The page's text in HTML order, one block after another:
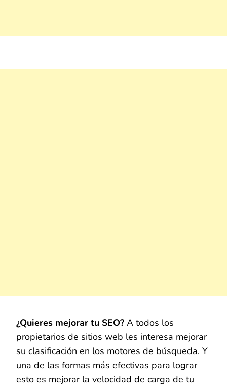
¿Quieres mejorar tu SEO? A todos los
propietarios de sitios web les interesa mejorar
su clasificación en los motores de búsqueda. Y
una de las formas más efectivas para lograr
esto es mejorar la velocidad de carga de tu